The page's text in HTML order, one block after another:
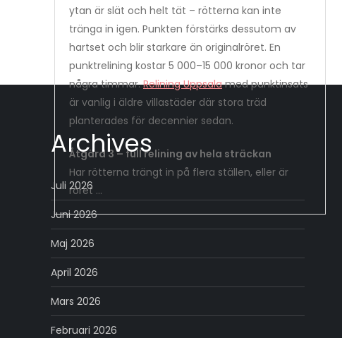
ytan är slät och helt tät – rötterna kan inte
tränga in igen. Punkten förstärks dessutom av
hartset och blir starkare än originalröret. En
punktrelining kostar 5 000–15 000 kronor och tar
några timmar.Relining Uppsalamed punktinsats
är vanlig i äldre villastäder där stora träd
planterades för decennier sedan.
Åtgärd 3 – full relining av hela sträckan
Har rötterna trängt in på flera ställen, eller är
röret …
Archives
Juli 2026
Juni 2026
Maj 2026
April 2026
Mars 2026
Februari 2026